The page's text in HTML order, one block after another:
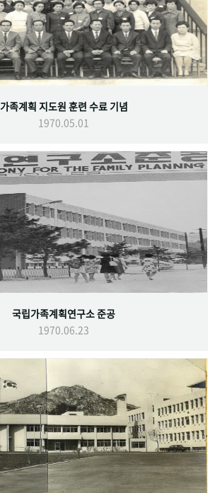
가족계획 지도원 훈련 수료 기념
1970.05.01
국립가족계획연구소 준공
1970.06.23